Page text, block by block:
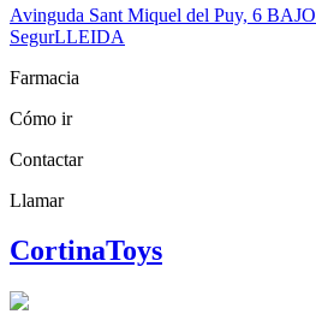
Avinguda Sant Miquel del Puy, 6 BAJO
SegurLLEIDA
Farmacia
Cómo ir
Contactar
Llamar
CortinaToys